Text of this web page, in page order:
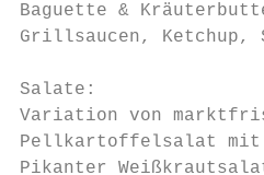
Baguette &
Grillsaucen, Ketchup,
Salate:
Variation von
Pellkartoffelsalat mit
Pikanter